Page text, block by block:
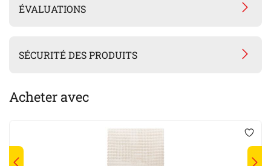
ÉVALUATIONS
SÉCURITÉ DES PRODUITS
Acheter avec